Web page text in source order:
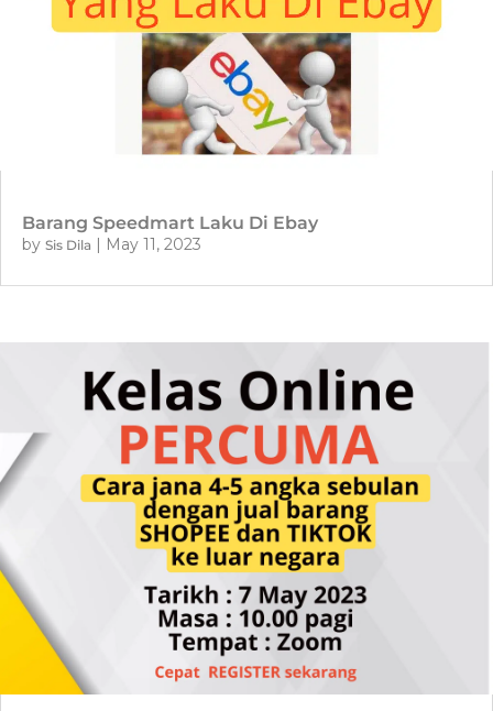
Barang Speedmart Laku Di Ebay
by Sis Dila | May 11, 2023